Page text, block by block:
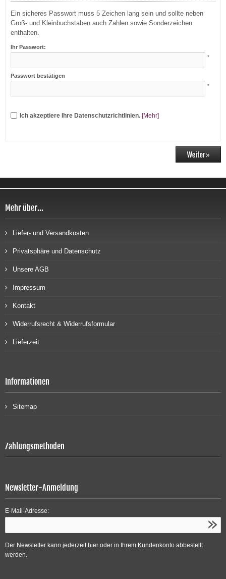
Ein sicheres Passwort muss 5 Zeichen lang sein und sollte neben
Groß- und Kleinbuchstaben auch Zahlen sowie Sonderzeichen
enthalten.
Ihr Passwort:
*
Passwort bestätigen
*
Ich akzeptiere Ihre Datenschutzrichtlinien. [Mehr]
Mehr über...
Liefer- und Versandkosten
Privatsphäre und Datenschutz
Unsere AGB
Impressum
Kontakt
Widerrufsrecht & Widerrufsformular
Lieferzeit
Informationen
Sitemap
Zahlungsmethoden
Newsletter-Anmeldung
E-Mail-Adresse:
Der Newsletter kann jederzeit hier oder in Ihrem Kundenkonto abbestellt
werden.